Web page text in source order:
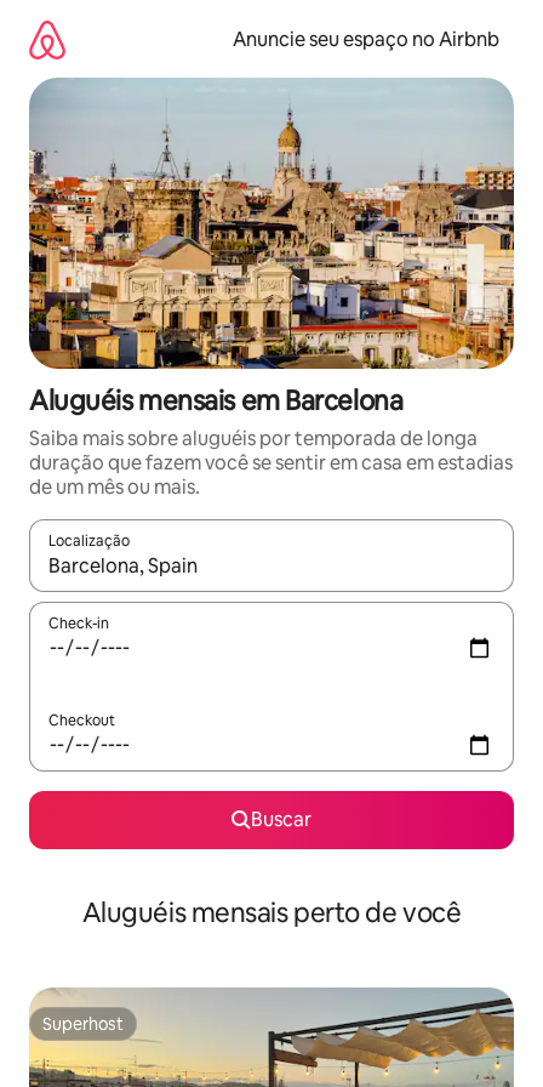
para
conteúdo
Anuncie seu espaço no Airbnb
Aluguéis mensais em Barcelona
Saiba mais sobre aluguéis por temporada de longa
duração que fazem você se sentir em casa em estadias
de um mês ou mais.
Localização
Quando os resultados estiverem disponíveis, explore-os
Check-in
Checkout
Buscar
Aluguéis mensais perto de você
Superhost
Superhost